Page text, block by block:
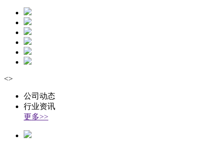
<>
公司动态
行业资讯
更多>>